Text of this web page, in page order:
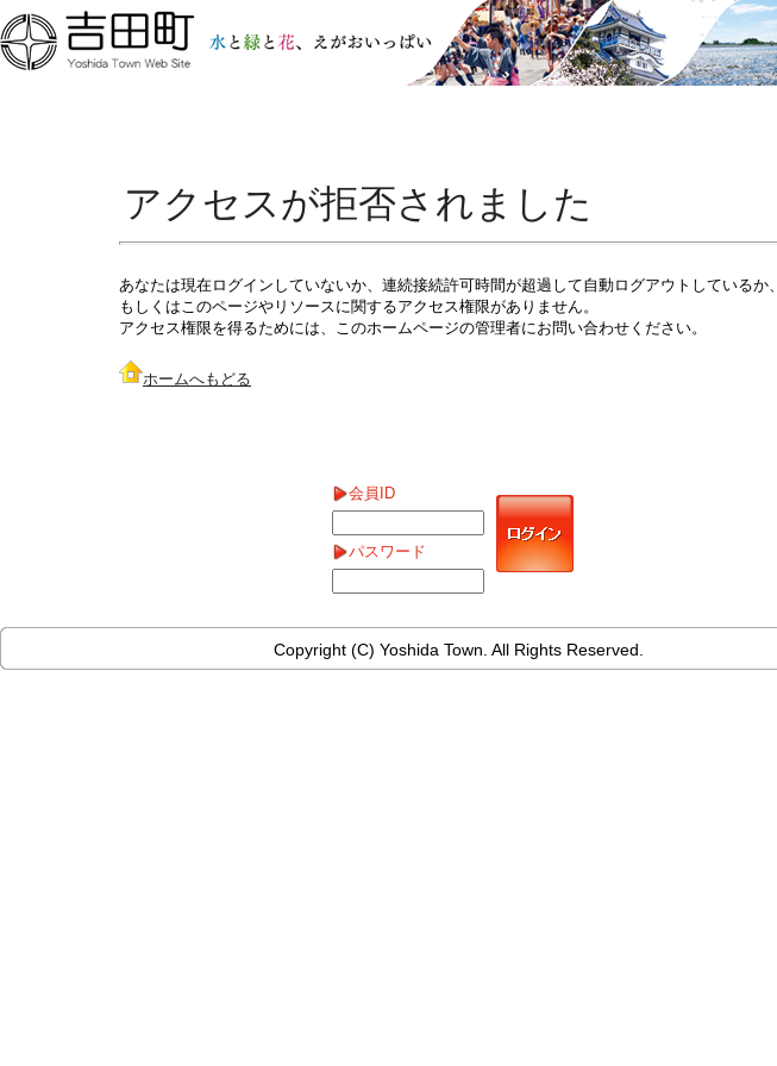
アクセスが拒否されました
あなたは現在ログインしていないか、連続接続許可時間が超過して自動ログアウトしているか、
もしくはこのページやリソースに関するアクセス権限がありません。
アクセス権限を得るためには、このホームページの管理者にお問い合わせください。
ホームへもどる
会員ID
パスワード
Copyright (C) Yoshida Town. All Rights Reserved.